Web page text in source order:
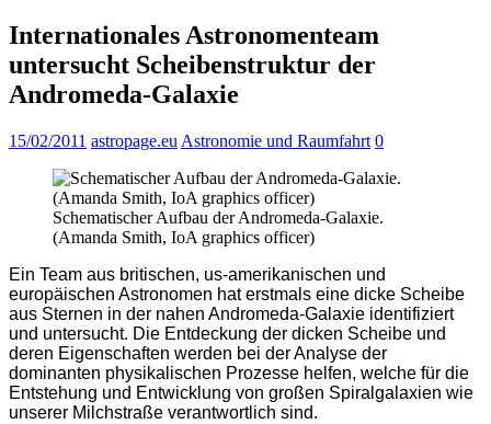
Internationales Astronomenteam
untersucht Scheibenstruktur der
Andromeda-Galaxie
15/02/2011 astropage.eu Astronomie und Raumfahrt 0
Schematischer Aufbau der Andromeda-Galaxie.
(Amanda Smith, IoA graphics officer)
Ein Team aus britischen, us-amerikanischen und
europäischen Astronomen hat erstmals eine dicke Scheibe
aus Sternen in der nahen Andromeda-Galaxie identifiziert
und untersucht. Die Entdeckung der dicken Scheibe und
deren Eigenschaften werden bei der Analyse der
dominanten physikalischen Prozesse helfen, welche für die
Entstehung und Entwicklung von großen Spiralgalaxien wie
unserer Milchstraße verantwortlich sind.